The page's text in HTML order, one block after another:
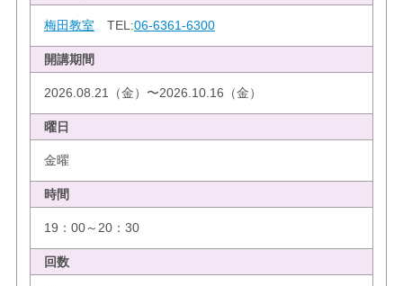
梅田教室 TEL:06-6361-6300
開講期間
2026.08.21（金）〜2026.10.16（金）
曜日
金曜
時間
19：00～20：30
回数